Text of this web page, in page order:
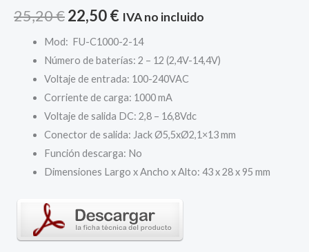
25,20€El
precio
original
era:
25,20 €.
22,50€El
precio
actual
es:
22,50 €.
IVA no incluido
Mod: FU-C1000-2-14
Número de baterías: 2 – 12 (2,4V-14,4V)
Voltaje de entrada: 100-240VAC
Corriente de carga: 1000 mA
Voltaje de salida DC: 2,8 – 16,8Vdc
Conector de salida: Jack Ø5,5xØ2,1×13 mm
Función descarga: No
Dimensiones Largo x Ancho x Alto: 43 x 28 x 95 mm